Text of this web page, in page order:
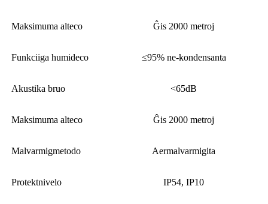
Maksimuma alteco Ĝis 2000 metroj
Funkciiga humideco ≤95% ne-kondensanta
Akustika bruo <65dB
Maksimuma alteco Ĝis 2000 metroj
Malvarmigmetodo Aermalvarmigita
Protektnivelo IP54, IP10